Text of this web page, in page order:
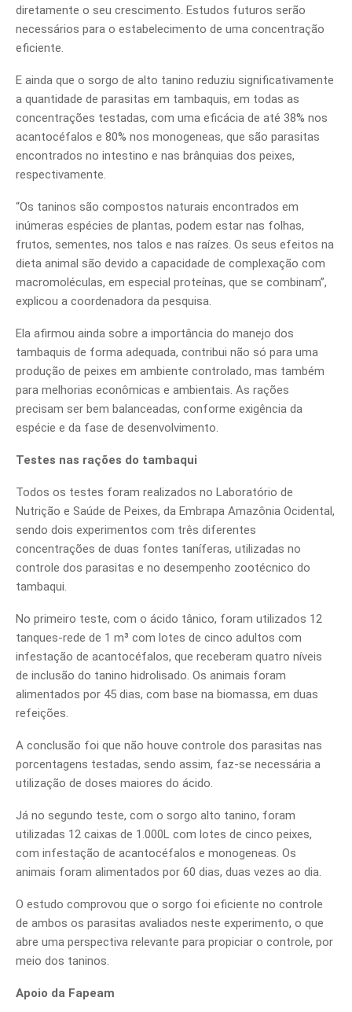
diretamente o seu crescimento. Estudos futuros serão
necessários para o estabelecimento de uma concentração
eficiente.
E ainda que o sorgo de alto tanino reduziu significativamente
a quantidade de parasitas em tambaquis, em todas as
concentrações testadas, com uma eficácia de até 38% nos
acantocéfalos e 80% nos monogeneas, que são parasitas
encontrados no intestino e nas brânquias dos peixes,
respectivamente.
“Os taninos são compostos naturais encontrados em
inúmeras espécies de plantas, podem estar nas folhas,
frutos, sementes, nos talos e nas raízes. Os seus efeitos na
dieta animal são devido a capacidade de complexação com
macromoléculas, em especial proteínas, que se combinam”,
explicou a coordenadora da pesquisa.
Ela afirmou ainda sobre a importância do manejo dos
tambaquis de forma adequada, contribui não só para uma
produção de peixes em ambiente controlado, mas também
para melhorias econômicas e ambientais. As rações
precisam ser bem balanceadas, conforme exigência da
espécie e da fase de desenvolvimento.
Testes nas rações do tambaqui
Todos os testes foram realizados no Laboratório de
Nutrição e Saúde de Peixes, da Embrapa Amazônia Ocidental,
sendo dois experimentos com três diferentes
concentrações de duas fontes taníferas, utilizadas no
controle dos parasitas e no desempenho zootécnico do
tambaqui.
No primeiro teste, com o ácido tânico, foram utilizados 12
tanques-rede de 1 m³ com lotes de cinco adultos com
infestação de acantocéfalos, que receberam quatro níveis
de inclusão do tanino hidrolisado. Os animais foram
alimentados por 45 dias, com base na biomassa, em duas
refeições.
A conclusão foi que não houve controle dos parasitas nas
porcentagens testadas, sendo assim, faz-se necessária a
utilização de doses maiores do ácido.
Já no segundo teste, com o sorgo alto tanino, foram
utilizadas 12 caixas de 1.000L com lotes de cinco peixes,
com infestação de acantocéfalos e monogeneas. Os
animais foram alimentados por 60 dias, duas vezes ao dia.
O estudo comprovou que o sorgo foi eficiente no controle
de ambos os parasitas avaliados neste experimento, o que
abre uma perspectiva relevante para propiciar o controle, por
meio dos taninos.
Apoio da Fapeam